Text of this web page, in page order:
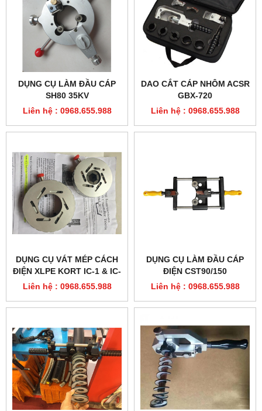
DỤNG CỤ LÀM ĐẦU CÁP
SH80 35KV
Liên hệ : 0968.655.988
DAO CẮT CÁP NHÔM ACSR
GBX-720
Liên hệ : 0968.655.988
DỤNG CỤ VÁT MÉP CÁCH
ĐIỆN XLPE KORT IC-1 & IC-
2
Liên hệ : 0968.655.988
DỤNG CỤ LÀM ĐẦU CÁP
ĐIỆN CST90/150
Liên hệ : 0968.655.988